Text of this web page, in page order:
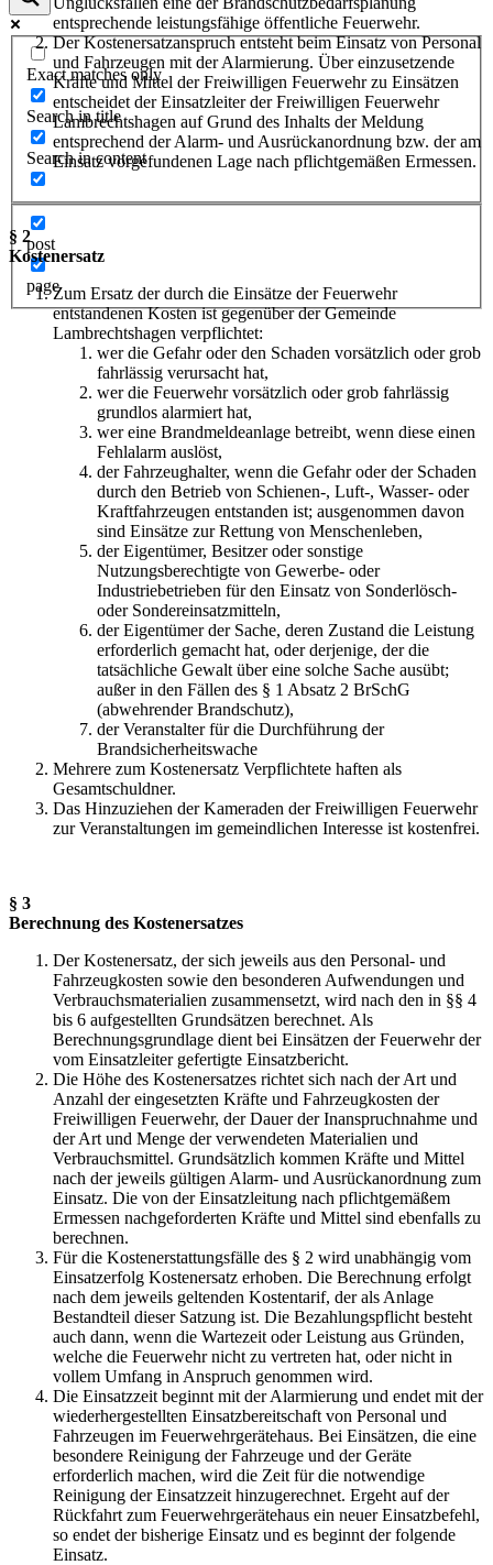
Exact matches only
Search in title
Search in content
post
page
entsprechende leistungsfähige öffentliche Feuerwehr.
Der Kostenersatzanspruch entsteht beim Einsatz von Personal
und Fahrzeugen mit der Alarmierung. Über einzusetzende
Kräfte und Mittel der Freiwilligen Feuerwehr zu Einsätzen
entscheidet der Einsatzleiter der Freiwilligen Feuerwehr
Lambrechtshagen auf Grund des Inhalts der Meldung
entsprechend der Alarm- und Ausrückanordnung bzw. der am
Einsatz vorgefundenen Lage nach pflichtgemäßen Ermessen.
§ 2
Kostenersatz
Zum Ersatz der durch die Einsätze der Feuerwehr
entstandenen Kosten ist gegenüber der Gemeinde
Lambrechtshagen verpflichtet:
wer die Gefahr oder den Schaden vorsätzlich oder grob
fahrlässig verursacht hat,
wer die Feuerwehr vorsätzlich oder grob fahrlässig
grundlos alarmiert hat,
wer eine Brandmeldeanlage betreibt, wenn diese einen
Fehlalarm auslöst,
der Fahrzeughalter, wenn die Gefahr oder der Schaden
durch den Betrieb von Schienen-, Luft-, Wasser- oder
Kraftfahrzeugen entstanden ist; ausgenommen davon
sind Einsätze zur Rettung von Menschenleben,
der Eigentümer, Besitzer oder sonstige
Nutzungsberechtigte von Gewerbe- oder
Industriebetrieben für den Einsatz von Sonderlösch-
oder Sondereinsatzmitteln,
der Eigentümer der Sache, deren Zustand die Leistung
erforderlich gemacht hat, oder derjenige, der die
tatsächliche Gewalt über eine solche Sache ausübt;
außer in den Fällen des § 1 Absatz 2 BrSchG
(abwehrender Brandschutz),
der Veranstalter für die Durchführung der
Brandsicherheitswache
Mehrere zum Kostenersatz Verpflichtete haften als
Gesamtschuldner.
Das Hinzuziehen der Kameraden der Freiwilligen Feuerwehr
zur Veranstaltungen im gemeindlichen Interesse ist kostenfrei.
§ 3
Berechnung des Kostenersatzes
Der Kostenersatz, der sich jeweils aus den Personal- und
Fahrzeugkosten sowie den besonderen Aufwendungen und
Verbrauchsmaterialien zusammensetzt, wird nach den in §§ 4
bis 6 aufgestellten Grundsätzen berechnet. Als
Berechnungsgrundlage dient bei Einsätzen der Feuerwehr der
vom Einsatzleiter gefertigte Einsatzbericht.
Die Höhe des Kostenersatzes richtet sich nach der Art und
Anzahl der eingesetzten Kräfte und Fahrzeugkosten der
Freiwilligen Feuerwehr, der Dauer der Inanspruchnahme und
der Art und Menge der verwendeten Materialien und
Verbrauchsmittel. Grundsätzlich kommen Kräfte und Mittel
nach der jeweils gültigen Alarm- und Ausrückanordnung zum
Einsatz. Die von der Einsatzleitung nach pflichtgemäßem
Ermessen nachgeforderten Kräfte und Mittel sind ebenfalls zu
berechnen.
Für die Kostenerstattungsfälle des § 2 wird unabhängig vom
Einsatzerfolg Kostenersatz erhoben. Die Berechnung erfolgt
nach dem jeweils geltenden Kostentarif, der als Anlage
Bestandteil dieser Satzung ist. Die Bezahlungspflicht besteht
auch dann, wenn die Wartezeit oder Leistung aus Gründen,
welche die Feuerwehr nicht zu vertreten hat, oder nicht in
vollem Umfang in Anspruch genommen wird.
Die Einsatzzeit beginnt mit der Alarmierung und endet mit der
wiederhergestellten Einsatzbereitschaft von Personal und
Fahrzeugen im Feuerwehrgerätehaus. Bei Einsätzen, die eine
besondere Reinigung der Fahrzeuge und der Geräte
erforderlich machen, wird die Zeit für die notwendige
Reinigung der Einsatzzeit hinzugerechnet. Ergeht auf der
Rückfahrt zum Feuerwehrgerätehaus ein neuer Einsatzbefehl,
so endet der bisherige Einsatz und es beginnt der folgende
Einsatz.